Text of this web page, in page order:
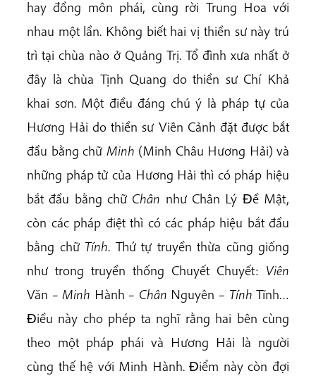
hay đồng môn phái, cùng rời Trung Hoa với
nhau một lần. Không biết hai vị thiền sư này trú
trì tại chùa nào ở Quảng Trị. Tổ đình xưa nhất ở
đây là chùa Tịnh Quang do thiền sư Chí Khả
khai sơn. Một điều đáng chú ý là pháp tự của
Hương Hải do thiền sư Viên Cảnh đặt được bắt
đầu bằng chữ Minh (Minh Châu Hương Hải) và
những pháp tử của Hương Hải thì có pháp hiệu
bắt đầu bằng chữ Chân như Chân Lý Ðề Mật,
còn các pháp điệt thì có các pháp hiệu bắt đầu
bằng chữ Tính. Thứ tự truyền thừa cũng giống
như trong truyền thống Chuyết Chuyết: Viên
Văn –Minh Hành – Chân Nguyên – TínhTĩnh…
Ðiều này cho phép ta nghĩ rằng hai bên cùng
theo một pháp phái và Hương Hải là người
cùng thế hệ với Minh Hành. Ðiểm này còn đợi